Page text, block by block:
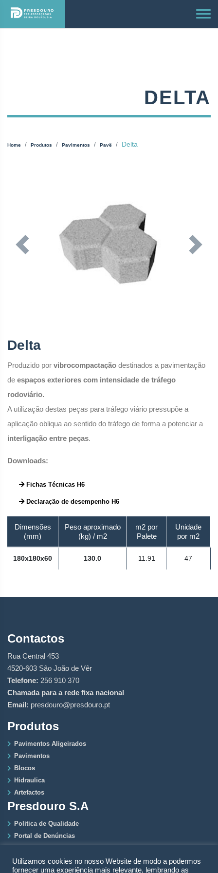
DELTA
Home Produtos Pavimentos Pavê Delta
Previous Next
Delta
Produzido por vibrocompactação destinados a pavimentação
de espaços exteriores com intensidade de tráfego
rodoviário.
A utilização destas peças para tráfego viário pressupõe a
aplicação obliqua ao sentido do tráfego de forma a potenciar a
interligação entre peças.
Downloads:
Fichas Técnicas H6
Declaração de desempenho H6
Dimensões
(mm)
Peso aproximado
(kg) / m2
m2 por
Palete
Unidade
por m2
180x180x60 130.0 11.91 47
Utilizamos cookies no nosso Website de modo a podermos
fornecer uma experiência mais relevante, lembrando as
Contactos
Rua Central 453
4520-603 São João de Vêr
Telefone: 256 910 370
Chamada para a rede fixa nacional
Email: presdouro@presdouro.pt
Produtos
Pavimentos Aligeirados
Pavimentos
Blocos
Hidraulica
Artefactos
Presdouro S.A
Politica de Qualidade
Portal de Denúncias
Politica de Privacidade